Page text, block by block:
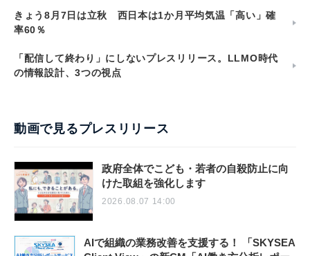
きょう8月7日は立秋 西日本は1か月平均気温「高い」確
率60％
「配信して終わり」にしないプレスリリース。LLMO時代
の情報設計、3つの視点
動画で見るプレスリリース
政府全体でこども・若者の自殺防止に向
けた取組を強化します
2026.08.07 14:00
AIで組織の業務改善を支援する！ 「SKYSEA